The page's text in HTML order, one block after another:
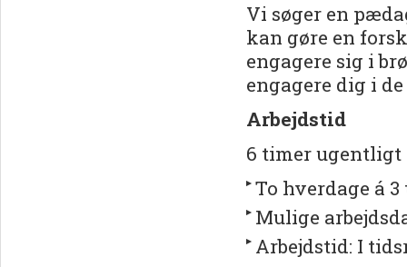
Vi søger en
kan gøre en
engagere sig i
engagere dig i
Arbejdstid
6 timer ugentligt
To hverdage á
Mulige
Arbejdstid: I